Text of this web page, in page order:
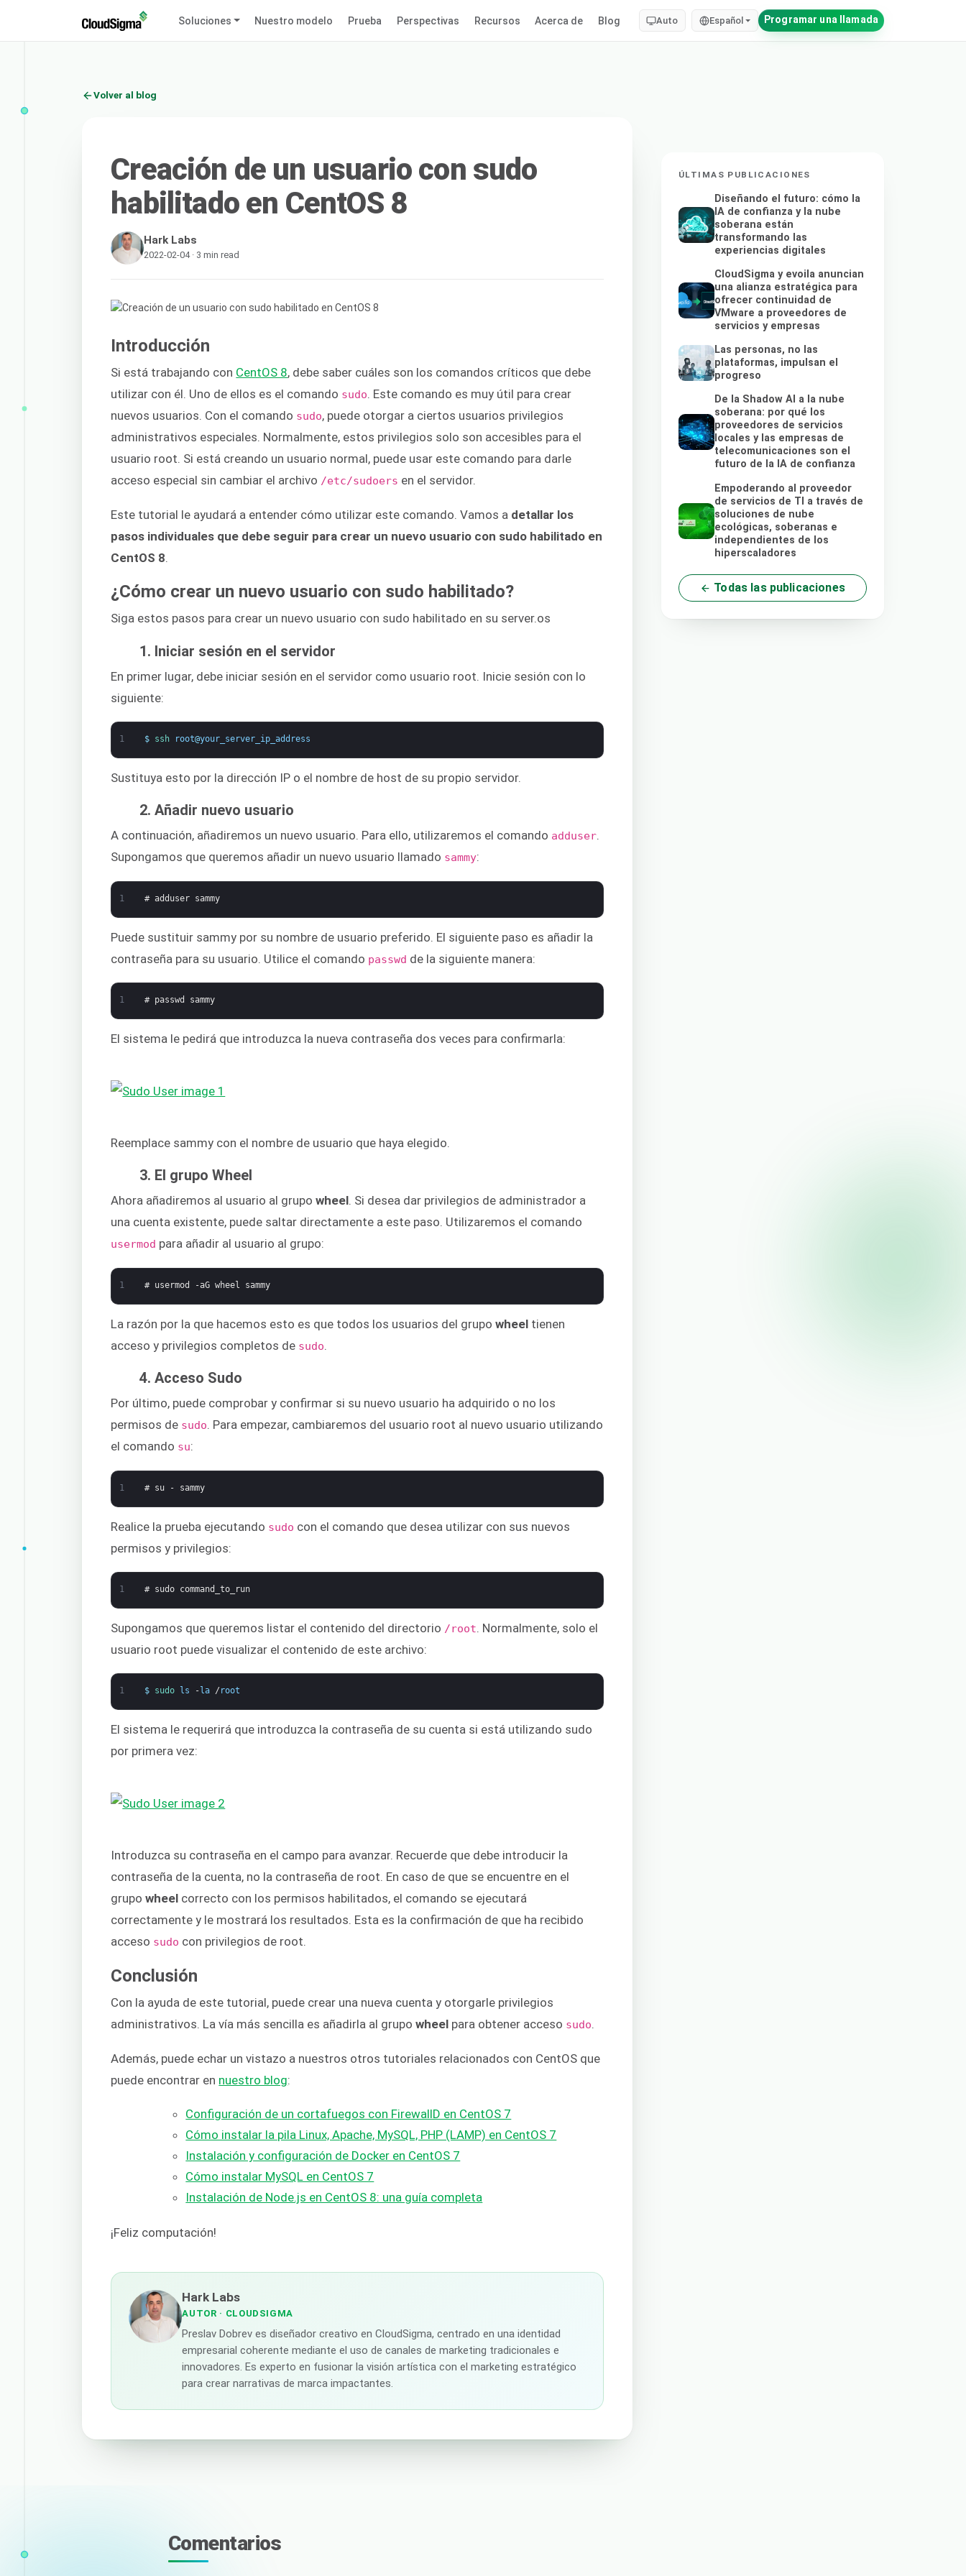
Soluciones Nuestro modelo Prueba Perspectivas Recursos Acerca de Blog Auto Español Programar una llamada
Volver al blog
Creación de un usuario con sudo
habilitado en CentOS 8
Hark Labs
2022-02-04 · 3 min read
Introducción
Si está trabajando con CentOS 8, debe saber cuáles son los comandos críticos que debe
utilizar con él. Uno de ellos es el comando sudo . Este comando es muy útil para crear
nuevos usuarios. Con el comando sudo, puede otorgar a ciertos usuarios privilegios
administrativos especiales. Normalmente, estos privilegios solo son accesibles para el
usuario root. Si está creando un usuario normal, puede usar este comando para darle
acceso especial sin cambiar el archivo /etc/sudoers en el servidor.
Este tutorial le ayudará a entender cómo utilizar este comando. Vamos a detallar los
pasos individuales que debe seguir para crear un nuevo usuario con sudo habilitado en
CentOS 8
¿Cómo crear un nuevo usuario con sudo habilitado?
Siga estos pasos para crear un nuevo usuario con sudo habilitado en su server.os
1. Iniciar sesión en el servidor
En primer lugar, debe iniciar sesión en el servidor como usuario root. Inicie sesión con lo
siguiente:
1 $ ssh root@your_server_ip_address
Sustituya esto por la dirección IP o el nombre de host de su propio servidor.
2. Añadir nuevo usuario
A continuación, añadiremos un nuevo usuario. Para ello, utilizaremos el comando adduser.
Supongamos que queremos añadir un nuevo usuario llamado sammy:
1 # adduser sammy
Puede sustituir sammy por su nombre de usuario preferido. El siguiente paso es añadir la
contraseña para su usuario. Utilice el comando passwd de la siguiente manera:
1 # passwd sammy
El sistema le pedirá que introduzca la nueva contraseña dos veces para confirmarla:
Reemplace sammy con el nombre de usuario que haya elegido.
3. El grupo Wheel
Ahora añadiremos al usuario al grupowheel. Si desea dar privilegios de administrador a
una cuenta existente, puede saltar directamente a este paso. Utilizaremos el comando
usermod para añadir al usuario al grupo:
1 # usermod -aG wheel sammy
La razón por la que hacemos esto es que todos los usuarios del grupowheel tienen
acceso y privilegios completos de sudo
4. Acceso Sudo
Por último, puede comprobar y confirmar si su nuevo usuario ha adquirido o no los
permisos de sudo. Para empezar, cambiaremos del usuario root al nuevo usuario utilizando
el comando su:
1 # su - sammy
Realice la prueba ejecutando sudo con el comando que desea utilizar con sus nuevos
permisos y privilegios:
1 # sudo command_to_run
Supongamos que queremos listar el contenido del directorio /root . Normalmente, solo el
usuario root puede visualizar el contenido de este archivo:
1 $ sudo ls - la / root
El sistema le requerirá que introduzca la contraseña de su cuenta si está utilizando sudo
por primera vez:
Introduzca su contraseña en el campo para avanzar. Recuerde que debe introducir la
contraseña de la cuenta, no la contraseña de root. En caso de que se encuentre en el
grupowheel correcto con los permisos habilitados, el comando se ejecutará
correctamente y le mostrará los resultados. Esta es la confirmación de que ha recibido
acceso sudo con privilegios de root.
Conclusión
Con la ayuda de este tutorial, puede crear una nueva cuenta y otorgarle privilegios
administrativos. La vía más sencilla es añadirla al grupowheel para obtener acceso sudo
Además, puede echar un vistazo a nuestros otros tutoriales relacionados con CentOS que
puede encontrar en nuestro blog:
Configuración de un cortafuegos con FirewallD en CentOS 7
Cómo instalar la pila Linux, Apache, MySQL, PHP (LAMP) en CentOS 7
Instalación y configuración de Docker en CentOS 7
Cómo instalar MySQL en CentOS 7
Instalación de Node.js en CentOS 8: una guía completa
¡Feliz computación!
Hark Labs
AUTOR · CLOUDSIGMA
Preslav Dobrev es diseñador creativo en CloudSigma, centrado en una identidad
empresarial coherente mediante el uso de canales de marketing tradicionales e
innovadores. Es experto en fusionar la visión artística con el marketing estratégico
para crear narrativas de marca impactantes.
ÚLTIMAS PUBLICACIONES
Diseñando el futuro: cómo la
IA de confianza y la nube
soberana están
transformando las
experiencias digitales
CloudSigma y evoila anuncian
una alianza estratégica para
ofrecer continuidad de
VMware a proveedores de
servicios y empresas
Las personas, no las
plataformas, impulsan el
progreso
De la Shadow AI a la nube
soberana: por qué los
proveedores de servicios
locales y las empresas de
telecomunicaciones son el
futuro de la IA de confianza
Empoderando al proveedor
de servicios de TI a través de
soluciones de nube
ecológicas, soberanas e
independientes de los
hiperscaladores
Todas las publicaciones
Comentarios